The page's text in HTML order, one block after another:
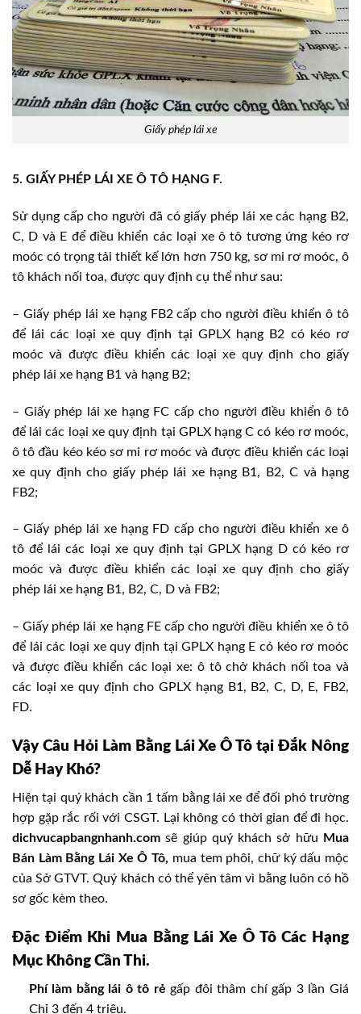
Giấy phép lái xe
5. GIẤY PHÉP LÁI XE Ô TÔ HẠNG F.
Sử dụng cấp cho người đã có giấy phép lái xe các hạng B2,
C, D và E để điều khiển các loại xe ô tô tương ứng kéo rơ
moóc có trọng tải thiết kế lớn hơn 750 kg, sơ mi rơ moóc, ô
tô khách nối toa, được quy định cụ thể như sau:
– Giấy phép lái xe hạng FB2 cấp cho người điều khiển ô tô
để lái các loại xe quy định tại GPLX hạng B2 có kéo rơ
moóc và được điều khiển các loại xe quy định cho giấy
phép lái xe hạng B1 và hạng B2;
– Giấy phép lái xe hạng FC cấp cho người điều khiển ô tô
để lái các loại xe quy định tại GPLX hạng C có kéo rơ moóc,
ô tô đầu kéo kéo sơ mi rơ moóc và được điều khiển các loại
xe quy định cho giấy phép lái xe hạng B1, B2, C và hạng
FB2;
– Giấy phép lái xe hạng FD cấp cho người điều khiển xe ô
tô để lái các loại xe quy định tại GPLX hạng D có kéo rơ
moóc và được điều khiển các loại xe quy định cho giấy
phép lái xe hạng B1, B2, C, D và FB2;
– Giấy phép lái xe hạng FE cấp cho người điều khiển xe ô tô
để lái các loại xe quy định tại GPLX hạng E có kéo rơ moóc
và được điều khiển các loại xe: ô tô chở khách nối toa và
các loại xe quy định cho GPLX hạng B1, B2, C, D, E, FB2,
FD.
Vậy Câu Hỏi Làm Bằng Lái Xe Ô Tô tại Đắk Nông
Dễ Hay Khó?
Hiện tại quý khách cần 1 tấm bằng lái xe để đối phó trường
hợp gặp rắc rối với CSGT. Lại không có thời gian để đi học.
dichvucapbangnhanh.com sẽ giúp quý khách sở hữu
Mua
Bán Làm Bằng Lái Xe Ô Tô, mua tem phôi, chữ ký dấu mộc
của Sở GTVT. Quý khách có thể yên tâm vì bằng luôn có hồ
sơ gốc kèm theo.
Đặc Điểm Khi Mua Bằng Lái Xe Ô Tô Các Hạng
Mục Không Cần Thi.
Phí làm bằng lái ô tô rẻ gấp đôi thâm chí gấp 3 lần Giá
Chỉ 3 đến 4 triệu.